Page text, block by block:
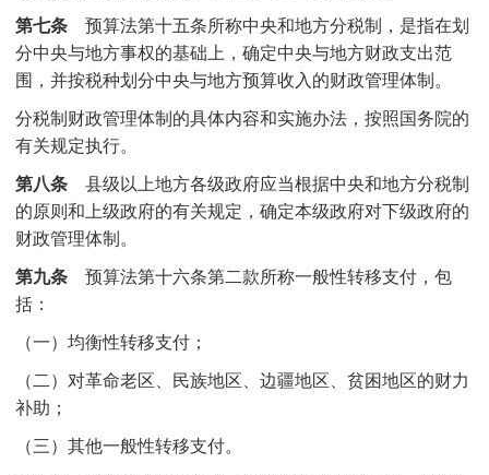
第七条预算法第十五条所称中央和地方分税制，是指在划
分中央与地方事权的基础上，确定中央与地方财政支出范
围，并按税种划分中央与地方预算收入的财政管理体制。
分税制财政管理体制的具体内容和实施办法，按照国务院的
有关规定执行。
第八条县级以上地方各级政府应当根据中央和地方分税制
的原则和上级政府的有关规定，确定本级政府对下级政府的
财政管理体制。
第九条预算法第十六条第二款所称一般性转移支付，包
括：
（一）均衡性转移支付；
（二）对革命老区、民族地区、边疆地区、贫困地区的财力
补助；
（三）其他一般性转移支付。